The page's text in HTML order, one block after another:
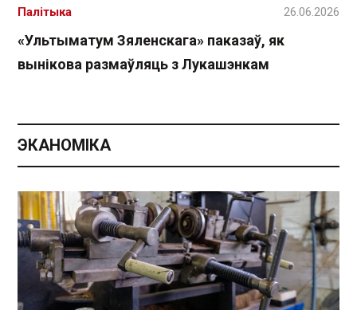
«Ультыматум Зяленскага» паказаў, як
вынікова размаўляць з Лукашэнкам
Палітыка 26.06.2026
ЭКАНОМІКА